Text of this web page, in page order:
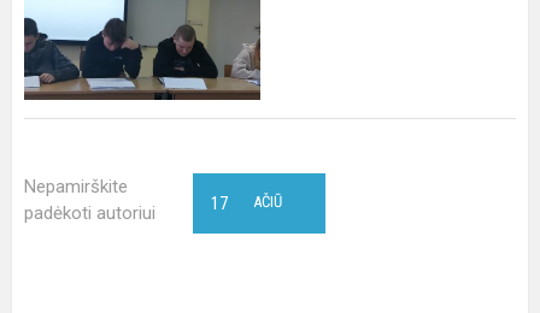
Nepamirškite
padėkoti autoriui
AČIŪ
17